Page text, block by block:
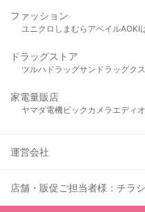
ファッション
ユニクロ しまむら アベイルAOKI
ドラッグストア
ツルハドラッグサンドラッグク
家電量販店
ヤマダ電機ビックカメラ エディ
運営会社
店舗・販促ご担当者様：チラ